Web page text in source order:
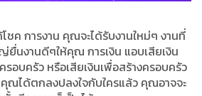
ชค การงาน คุณจะได้รับงานใหม่ๆ งานที่
นงานดีๆให้คุณ การเงิน แอบเสียเงิน
อบครัว หรือเสียเงินเพื่อสร้างครอบครัว
ณได้ตกลงปลงใจกับใครแล้ว คุณอาจจะ